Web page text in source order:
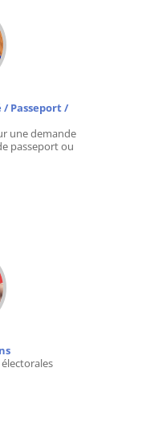
Passeport /
une demande
passeport ou